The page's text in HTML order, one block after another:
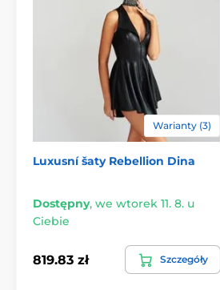
Warianty (3)
Luxusní šaty Rebellion Dina
Dostępny, we wtorek 11. 8. u
Ciebie
819.83 zł Szczegóły